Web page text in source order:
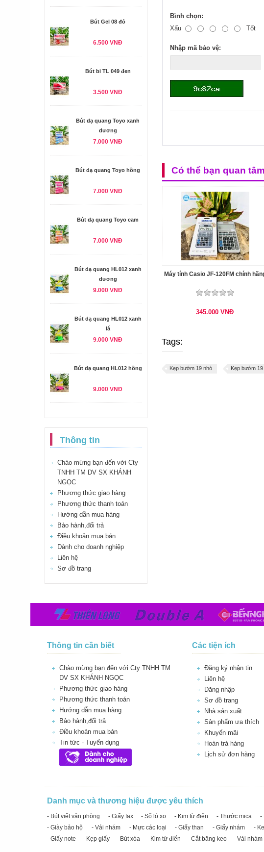
Bút Gel 08 đỏ
6.500 VNĐ
Bút bi TL 049 đen
3.500 VNĐ
Bút dạ quang Toyo xanh
dương
7.000 VNĐ
Bút dạ quang Toyo hồng
7.000 VNĐ
Bút dạ quang Toyo cam
7.000 VNĐ
Bút dạ quang HL012 xanh
dương
9.000 VNĐ
Bút dạ quang HL012 xanh
lá
9.000 VNĐ
Bút dạ quang HL012 hồng
9.000 VNĐ
Thông tin
Chào mừng bạn đến với Cty
TNHH TM DV SX KHÁNH
NGỌC
Phương thức giao hàng
Phương thức thanh toán
Hướng dẫn mua hàng
Bảo hành,đổi trả
Điều khoản mua bán
Dành cho doanh nghiệp
Liên hệ
Sơ đồ trang
Bình chọn:
Xấu
Tốt
Nhập mã bảo vệ:
Có thể bạn quan tâm
Máy tính Casio JF-120FM chính
345.000VNĐ
Tags:
Kẹp bướm 19 nhỏ Kẹp bướm 19
Thông tin cần biết
Chào mừng bạn đến với Cty TNHH TM
DV SX KHÁNH NGỌC
Phương thức giao hàng
Phương thức thanh toán
Hướng dẫn mua hàng
Bảo hành,đổi trả
Điều khoản mua bán
Tin tức - Tuyển dụng
Các tiện ích
Đăng ký nhận tin
Liên hệ
Đăng nhập
Sơ đồ trang
Nhà sản xuất
Sản phẩm ưa thích
Khuyến mãi
Hoàn trả hàng
Lịch sử đơn hàng
Danh mục và thương hiệu được yêu thích
- Bút viết văn phòng - Giấy fax - Sổ lò xo - Kim từ điển - Thước mica -
- Giày bảo hộ
- Vải nhám - Mực các loại - Giấy than - Giấy nhám -
- Giấy note
- Kẹp giấy - Bút xóa - Kim từ điển - Cắt băng keo - Vải nhám